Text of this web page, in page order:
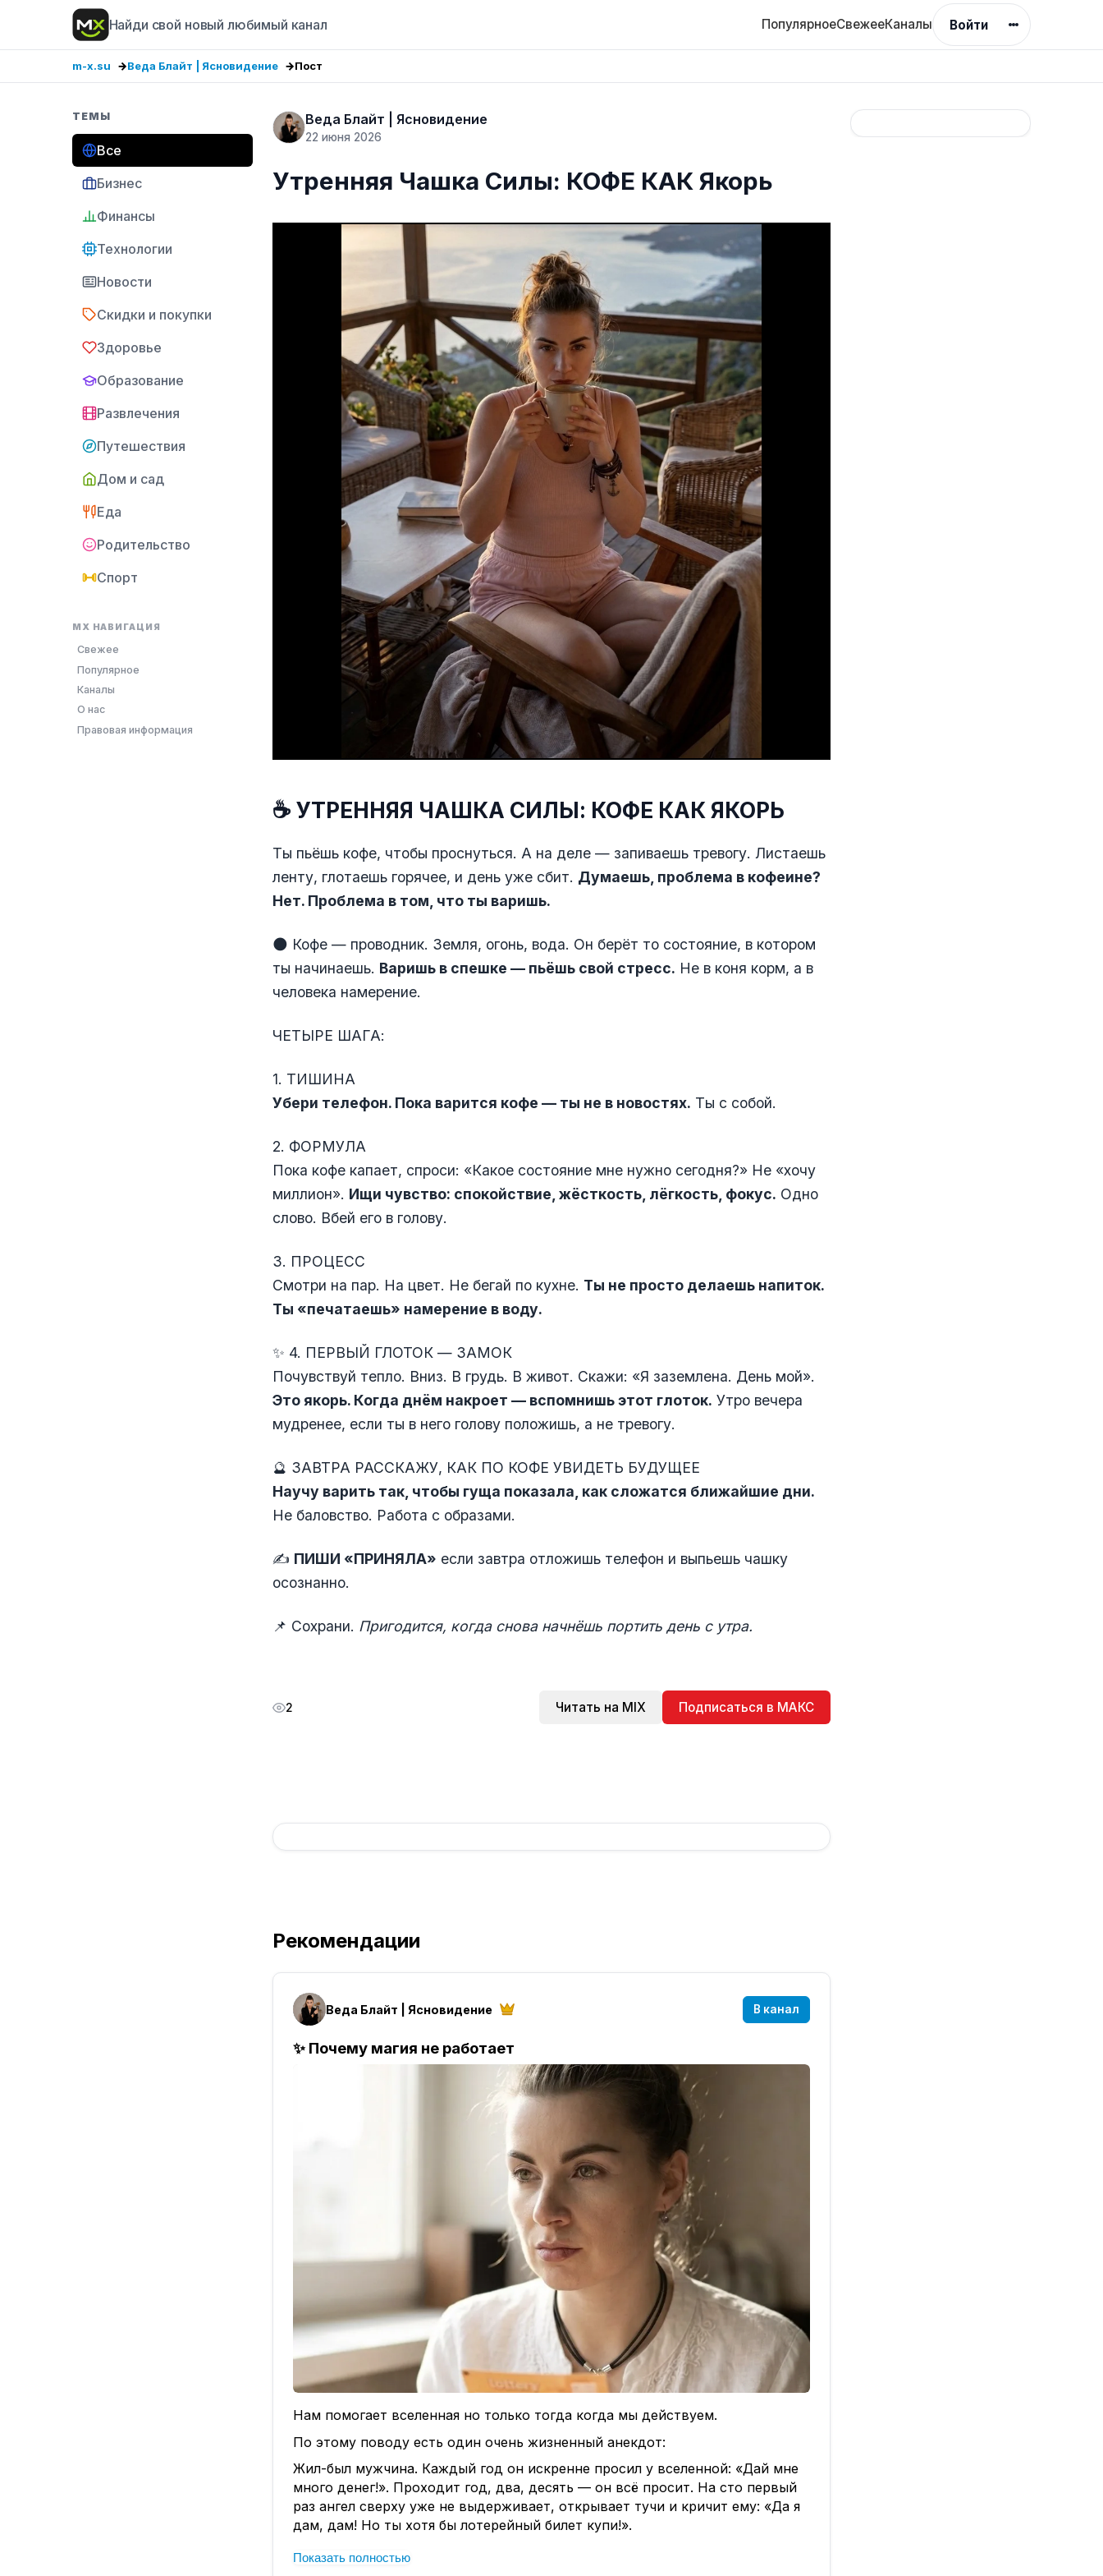
Найди свой новый любимый канал ПопулярноеСвежееКаналы Войти
m-x.su Веда Блайт | Ясновидение Пост
ТЕМЫ
Все
Бизнес
Финансы
Технологии
Новости
Скидки и покупки
Здоровье
Образование
Развлечения
Путешествия
Дом и сад
Еда
Родительство
Спорт
MX НАВИГАЦИЯ
Свежее
Популярное
Каналы
О нас
Правовая информация
Веда Блайт | Ясновидение
22 июня 2026
Утренняя Чашка Силы: КОФЕ КАК Якорь
☕️ УТРЕННЯЯ ЧАШКА СИЛЫ: КОФЕ КАК ЯКОРЬ
Ты пьёшь кофе, чтобы проснуться. А на деле — запиваешь тревогу. Листаешь
ленту, глотаешь горячее, и день уже сбит. Думаешь, проблема в кофеине?
Нет. Проблема в том, что ты варишь.
🌑 Кофе — проводник. Земля, огонь, вода. Он берёт то состояние, в котором
ты начинаешь. Варишь в спешке — пьёшь свой стресс. Не в коня корм, а в
человека намерение.
ЧЕТЫРЕ ШАГА:
1. ТИШИНА
Убери телефон. Пока варится кофе — ты не в новостях. Ты с собой.
2. ФОРМУЛА
Пока кофе капает, спроси: «Какое состояние мне нужно сегодня?» Не «хочу
миллион». Ищи чувство: спокойствие, жёсткость, лёгкость, фокус. Одно
слово. Вбей его в голову.
3. ПРОЦЕСС
Смотри на пар. На цвет. Не бегай по кухне. Ты не просто делаешь напиток.
Ты «печатаешь» намерение в воду.
✨ 4. ПЕРВЫЙ ГЛОТОК — ЗАМОК
Почувствуй тепло. Вниз. В грудь. В живот. Скажи: «Я заземлена. День мой».
Это якорь. Когда днём накроет — вспомнишь этот глоток. Утро вечера
мудренее, если ты в него голову положишь, а не тревогу.
🔮 ЗАВТРА РАССКАЖУ, КАК ПО КОФЕ УВИДЕТЬ БУДУЩЕЕ
Научу варить так, чтобы гуща показала, как сложатся ближайшие дни.
Не баловство. Работа с образами.
✍️ ПИШИ «ПРИНЯЛА» если завтра отложишь телефон и выпьешь чашку
осознанно.
📌 Сохрани. Пригодится, когда снова начнёшь портить день с утра.
2 Читать на MIX Подписаться в МАКС
Рекомендации
Веда Блайт | Ясновидение В канал
✨ Почему магия не работает
Нам помогает вселенная но только тогда когда мы действуем.
По этому поводу есть один очень жизненный анекдот:
Жил-был мужчина. Каждый год он искренне просил у вселенной: «Дай мне
много денег!». Проходит год, два, десять — он всё просит. На сто первый
раз ангел сверху уже не выдерживает, открывает тучи и кричит ему: «Да я
дам, дам! Но ты хотя бы лотерейный билет купи!».
🚀 Вот тут мы и понимаем , для чего нам надо действовать.
Показать полностью